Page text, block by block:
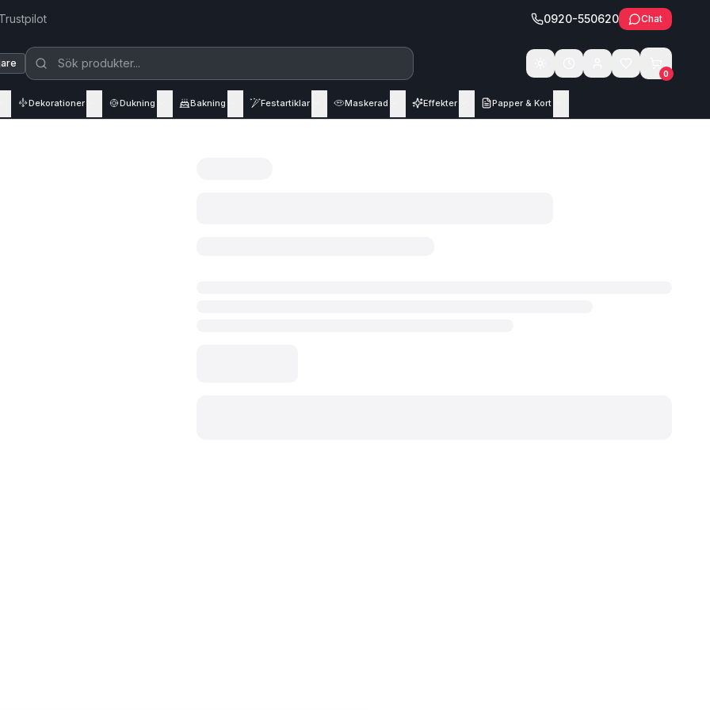
Trustpilot 0920-550620 Chat
Växla tema 0
Dekorationer Dukning Bakning Festartiklar Maskerad Effekter Papper & Kort